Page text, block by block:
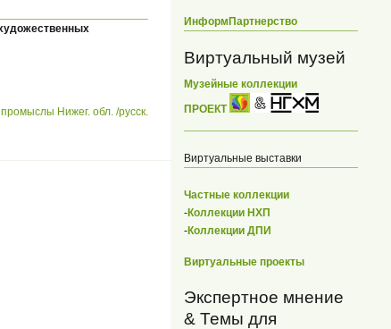
Нижег. обл. /русск.
ИнформПартнерство
Виртуальный музей
Музейные коллекции
ПРОЕКТ
Виртуальные выставки
Частные коллекции
-Коллекции НХП
-Коллекции ДПИ
Виртуальные проекты
Экспертное мнение
& Темы для